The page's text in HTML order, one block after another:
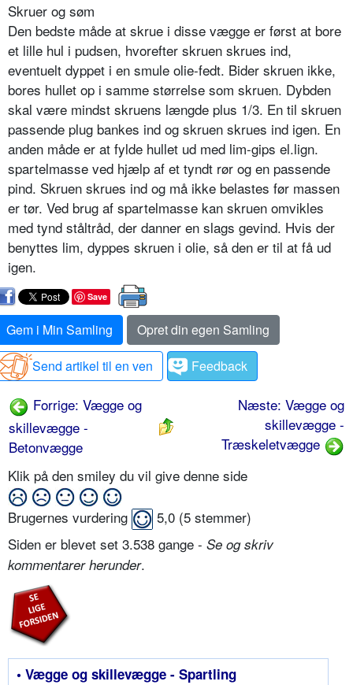
Skruer og søm
Den bedste måde at skrue i disse vægge er først at bore
et lille hul i pudsen, hvorefter skruen skrues ind,
eventuelt dyppet i en smule olie-fedt. Bider skruen ikke,
bores hullet op i samme størrelse som skruen. Dybden
skal være mindst skruens længde plus 1/3. En til skruen
passende plug bankes ind og skruen skrues ind igen. En
anden måde er at fylde hullet ud med lim-gips el.lign.
spartelmasse ved hjælp af et tyndt rør og en passende
pind. Skruen skrues ind og må ikke belastes før massen
er tør. Ved brug af spartelmasse kan skruen omvikles
med tynd ståltråd, der danner en slags gevind. Hvis der
benyttes lim, dyppes skruen i olie, så den er til at få ud
igen.
Save
Gem i Min Samling
Opret din egen Samling
Send artikel til en ven
Feedback
Forrige: Vægge og
skillevægge -
Betonvægge
Næste: Vægge og
skillevægge -
Træskeletvægge
Klik på den smiley du vil give denne side
Brugernes vurdering 5,0 (5 stemmer)
Siden er blevet set 3.538 gange - Se og skriv
kommentarer herunder.
• Vægge og skillevægge - Spartling